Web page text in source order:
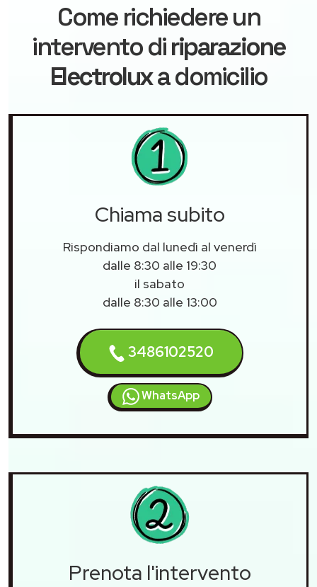
Come richiedere un
intervento diriparazione
Electroluxa domicilio
Chiama subito
Rispondiamo dal lunedì al venerdì
dalle 8:30 alle 19:30
il sabato
dalle 8:30 alle 13:00
3486102520
WhatsApp
Prenota l'intervento